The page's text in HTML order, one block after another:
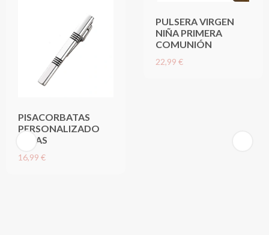
PISACORBATAS
PERSONALIZADO
RAYAS
16,99 €
PULSERA VIRGEN
NIÑA PRIMERA
COMUNIÓN
22,99 €